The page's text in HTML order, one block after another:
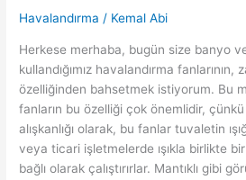
Havalandırma / Kemal Abi
Herkese merhaba, bugün size banyo
kullandığımız havalandırma fanlarının,
özelliğinden bahsetmek istiyorum. Bu
fanların bu özelliği çok önemlidir, çünkü
alışkanlığı olarak, bu fanlar tuvaletin
veya ticari işletmelerde ışıkla birlikte
bağlı olarak çalıştırırlar. Mantıklı gibi